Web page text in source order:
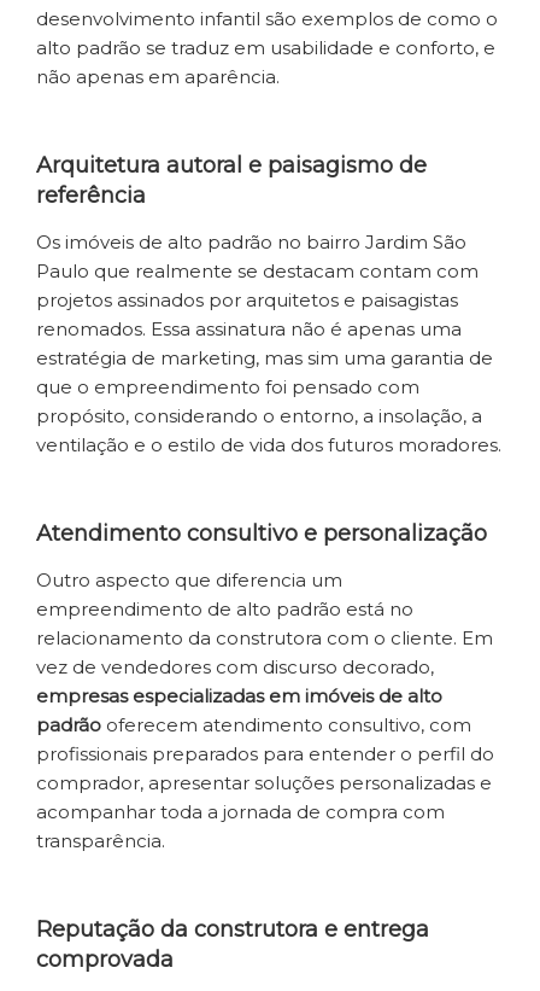
desenvolvimento infantil são exemplos de como o
alto padrão se traduz em usabilidade e conforto, e
não apenas em aparência.
Arquitetura autoral e paisagismo de
referência
Os imóveis de alto padrão no bairro Jardim São
Paulo que realmente se destacam contam com
projetos assinados por arquitetos e paisagistas
renomados. Essa assinatura não é apenas uma
estratégia de marketing, mas sim uma garantia de
que o empreendimento foi pensado com
propósito, considerando o entorno, a insolação, a
ventilação e o estilo de vida dos futuros moradores.
Atendimento consultivo e personalização
Outro aspecto que diferencia um
empreendimento de alto padrão está no
relacionamento da construtora com o cliente. Em
vez de vendedores com discurso decorado,
empresas especializadas em imóveis de alto
padrão oferecem atendimento consultivo, com
profissionais preparados para entender o perfil do
comprador, apresentar soluções personalizadas e
acompanhar toda a jornada de compra com
transparência.
Reputação da construtora e entrega
comprovada